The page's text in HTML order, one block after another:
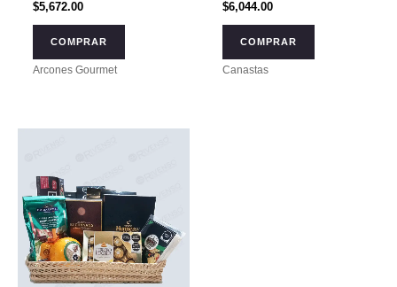
$5,672.00
COMPRAR
Arcones Gourmet
$6,044.00
COMPRAR
Canastas